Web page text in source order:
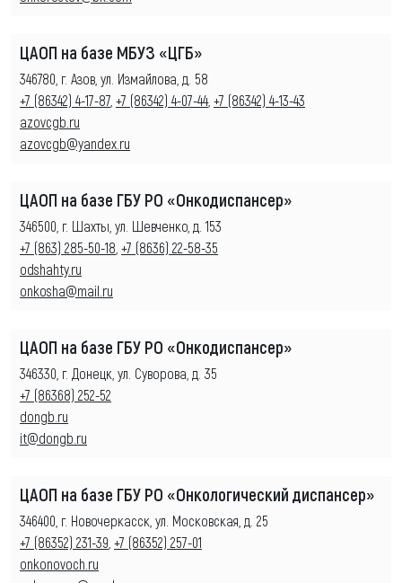
ЦАОП на базе МБУЗ «ЦГБ»
346780, г. Азов, ул. Измайлова, д. 58
+7 (86342) 4-17-87 +7 (86342) 4-07-44, +7 (86342) 4-13-43
azovcgb.ru
azovcgb@yandex.ru
ЦАОП на базе ГБУ РО «Онкодиспансер»
346500, г. Шахты, ул. Шевченко, д. 153
+7 (863) 285-50-18 +7 (8636) 22-58-35
odshahty.ru
onkosha@mail.ru
ЦАОП на базе ГБУ РО «Онкодиспансер»
346330, г. Донецк, ул. Суворова, д. 35
+7 (86368) 252-52
dongb.ru
it@dongb.ru
ЦАОП на базе ГБУ РО «Онкологический диспансер»
346400, г. Новочеркасск, ул. Московская, д. 25
+7 (86352) 231-39 +7 (86352) 257-01
onkonovoch.ru